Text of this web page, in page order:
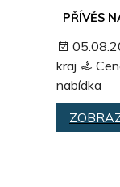
PŘÍVĚS
kraj
nabídka